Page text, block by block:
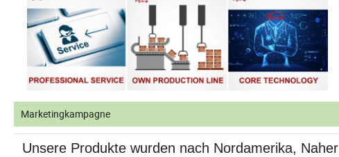
Marketingkampagne
Unsere Produkte wurden nach Nordamerika, Naher